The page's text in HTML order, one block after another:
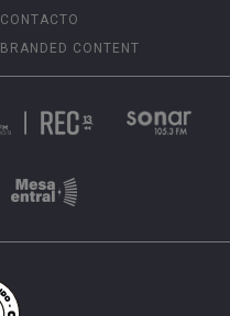
CONTACTO
BRANDED CONTENT